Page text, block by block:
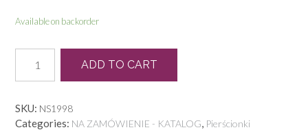
Available on backorder
0199
quantity
ADD TO CART
SKU: NS1998
Categories: NA ZAMÓWIENIE - KATALOG, Pierścionki